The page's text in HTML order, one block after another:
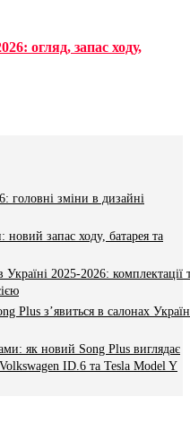
огляд, запас ходу,
головні зміни в дизайні
новий запас ходу, батарея та
2025-2026: комплектації
Plus з’явиться в салонах
як новий Song Plus виглядає
ID.6 та Tesla Model Y